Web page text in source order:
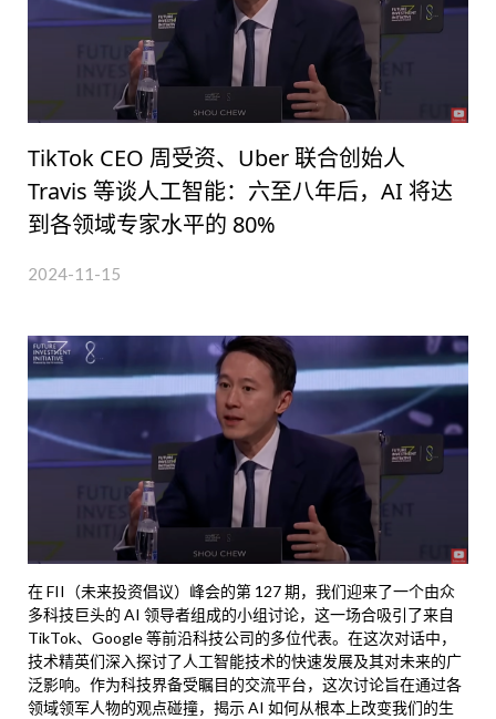
TikTok CEO 周受资、Uber 联合创始人
Travis 等谈人工智能：六至八年后，AI 将达
到各领域专家水平的 80%
2024-11-15
在 FII（未来投资倡议）峰会的第 127 期，我们迎来了一个由众
多科技巨头的 AI 领导者组成的小组讨论，这一场合吸引了来自
TikTok、Google 等前沿科技公司的多位代表。在这次对话中，
技术精英们深入探讨了人工智能技术的快速发展及其对未来的广
泛影响。作为科技界备受瞩目的交流平台，这次讨论旨在通过各
领域领军人物的观点碰撞，揭示 AI 如何从根本上改变我们的生